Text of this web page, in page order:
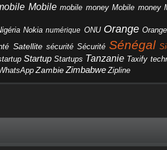
Mobile mobile money Mobile money
Nokia numérique ONU Orange
Satellite sécurité Sécurité Sénégal
Startup Startups Tanzanie Taxify
Zambie Zimbabwe Zipline